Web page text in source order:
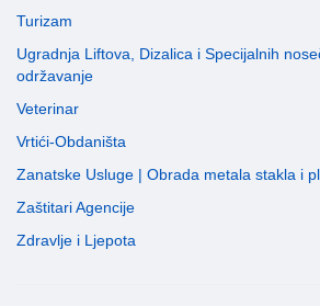
Turizam
Ugradnja Liftova, Dizalica i Specijalnih
održavanje
Veterinar
Vrtići-Obdaništa
Zanatske Usluge | Obrada metala stakla i
Zaštitari Agencije
Zdravlje i Ljepota